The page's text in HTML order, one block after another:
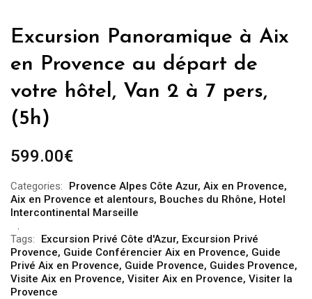
Excursion Panoramique à Aix
en Provence au départ de
votre hôtel, Van 2 à 7 pers,
(5h)
599.00€
Categories: Provence Alpes Côte Azur, Aix en Provence,
Aix en Provence et alentours, Bouches du Rhône, Hotel
Intercontinental Marseille
Tags: Excursion Privé Côte d'Azur, Excursion Privé
Provence, Guide Conférencier Aix en Provence, Guide
Privé Aix en Provence, Guide Provence, Guides Provence,
Visite Aix en Provence, Visiter Aix en Provence, Visiter la
Provence